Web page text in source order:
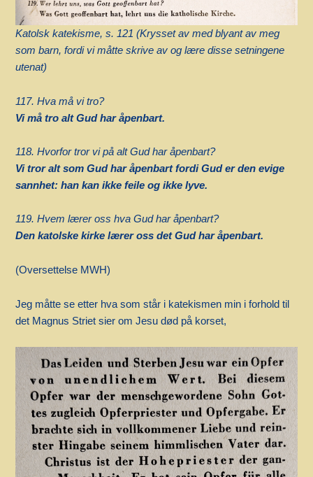
Katolsk katekisme, s. 121 (Krysset av med blyant av meg
som barn, fordi vi måtte skrive av og lære disse setningene
utenat)
117. Hva må vi tro?
Vi må tro alt Gud har åpenbart.
118. Hvorfor tror vi på alt Gud har åpenbart?
Vi tror alt som Gud har åpenbart fordi Gud er den evige
sannhet: han kan ikke feile og ikke lyve.
119. Hvem lærer oss hva Gud har åpenbart?
Den katolske kirke lærer oss det Gud har åpenbart.
(Oversettelse MWH)
Jeg måtte se etter hva som står i katekismen min i forhold til
det Magnus Striet sier om Jesu død på korset,